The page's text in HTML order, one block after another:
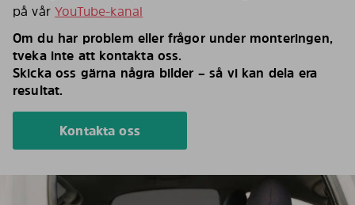
på vårYouTube-kanal
Om du har problem eller frågor under monteringen,
tveka inte att kontakta oss.
Skicka oss gärna några bilder – så vi kan dela era
resultat.
Kontakta oss